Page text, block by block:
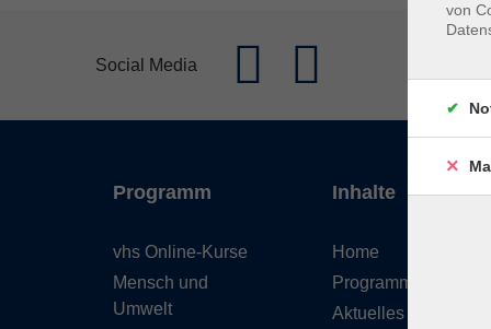
Social Media
Programm
vhs Online-Kurse
Mensch und
Umwelt
Inhalte
Home
Programmheft
Aktuelles
von